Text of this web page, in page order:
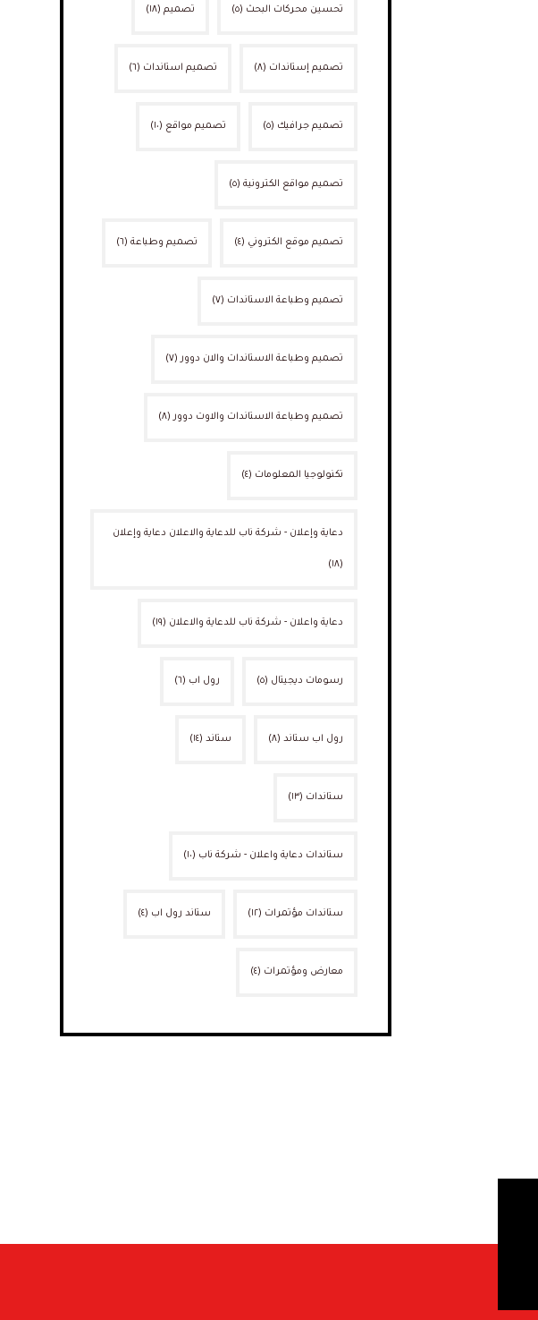
تحسين محركات البحث (٥) تصميم(١٨)
تصميم إستاندات (٨) تصميم استاندات (٦)
تصميم جرافيك (٥) تصميم مواقع (١٠)
تصميم مواقع الكترونية(٥)
تصميم موقع الكتروني (٤) تصميم وطباعة(٦)
تصميم وطباعة الاستاندات (٧)
تصميم وطباعة الاستاندات والان دوور (٧)
تصميم وطباعة الاستاندات والاوت دوور (٨)
تكنولوجيا المعلومات (٤)
دعاية وإعلان - شركة ناب للدعاية والاعلان دعاية وإعلان
(١٨)
دعاية واعلان - شركة ناب للدعاية والاعلان (١٩)
رسومات ديجيتال (٥) رول اب (٦)
رول اب ستاند(٨) ستاند(١٤)
ستاندات (١٣)
ستاندات دعاية واعلان - شركة ناب (١٠)
ستاندات مؤتمرات (١٢) ستاند رول اب (٤)
معارض ومؤتمرات (٤)